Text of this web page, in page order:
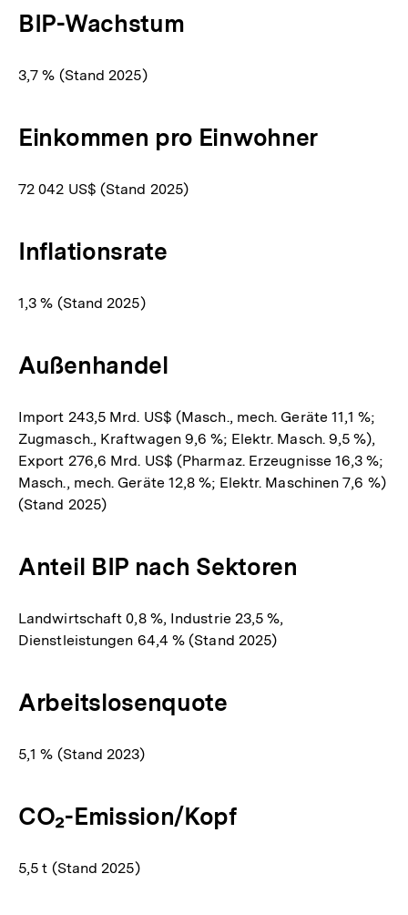
BIP-Wachstum
3,7 % (Stand 2025)
Einkommen pro Einwohner
72 042 US$ (Stand 2025)
Inflationsrate
1,3 % (Stand 2025)
Außenhandel
Import 243,5 Mrd. US$ (Masch., mech. Geräte 11,1 %;
Zugmasch., Kraftwagen 9,6 %; Elektr. Masch. 9,5 %),
Export 276,6 Mrd. US$ (Pharmaz. Erzeugnisse 16,3 %;
Masch., mech. Geräte 12,8 %; Elektr. Maschinen 7,6 %)
(Stand 2025)
Anteil BIP nach Sektoren
Landwirtschaft 0,8 %, Industrie 23,5 %,
Dienstleistungen 64,4 % (Stand 2025)
Arbeitslosenquote
5,1 % (Stand 2023)
CO₂-Emission/Kopf
5,5 t (Stand 2025)